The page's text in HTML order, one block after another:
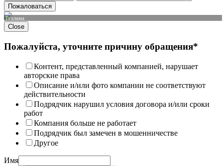
Пожаловаться
Реклама
Close
Пожалуйста, уточните причину обращения*
Контент, представленный компанией, нарушает
авторские права
Описание и/или фото компании не соответствуют
действительности
Подрядчик нарушил условия договора и/или сроки
работ
Компания больше не работает
Подрядчик был замечен в мошенничестве
Другое
Имя